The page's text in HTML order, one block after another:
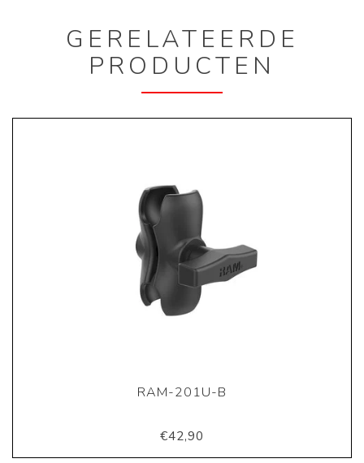
GERELATEERDE
PRODUCTEN
RAM-201U-B
€42,90